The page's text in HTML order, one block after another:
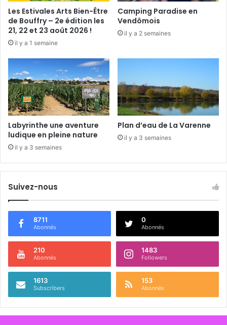
Les Estivales Arts Bien-Être
de Bouffry – 2e édition les
21, 22 et 23 août 2026 !
il y a 1 semaine
Camping Paradise en
Vendômois
il y a 2 semaines
Labyrinthe une aventure
ludique en pleine nature
il y a 3 semaines
Plan d’eau de La Varenne
il y a 3 semaines
Suivez-nous
8711
Abonnés
0
Abonnés
210
Abonnés
1483
Followers
1613
Subscribers
153
Abonnés